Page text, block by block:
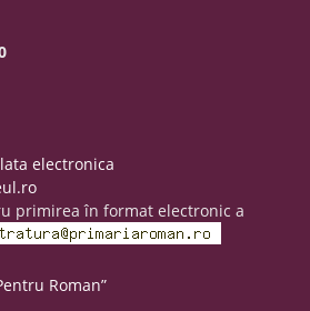
electronica
primirea în format electronic a
Roman”